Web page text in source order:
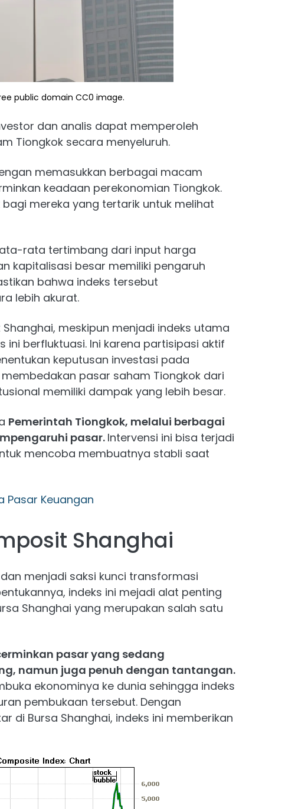
public domain CC0 image.
dan analis dapat memperoleh
Tiongkok secara menyeluruh.
memasukkan berbagai macam
keadaan perekonomian Tiongkok.
mereka yang tertarik untuk melihat
rata tertimbang dari input harga
kapitalisasi besar memiliki pengaruh
bahwa indeks tersebut
lebih akurat.
meskipun menjadi indeks utama
ini berfluktuasi. Ini karena partisipasi aktif
keputusan investasi pada
pasar saham Tiongkok dari
memiliki dampak yang lebih besar.
Pemerintah Tiongkok, melalui berbagai
pasar.Intervensi ini bisa terjadi
mencoba membuatnya stabli saat
Pasar Keuangan
Shanghai
dan menjadi saksi kunci transformasi
indeks ini mejadi alat penting
Shanghai yang merupakan salah satu
pasar yang sedang
namun juga penuh dengan tantangan.
ekonominya ke dunia sehingga indeks
pembukaan tersebut. Dengan
di Bursa Shanghai, indeks ini memberikan